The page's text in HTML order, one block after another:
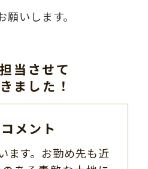
いします。
当させて
ました！
メント
ます。お勤め先も近